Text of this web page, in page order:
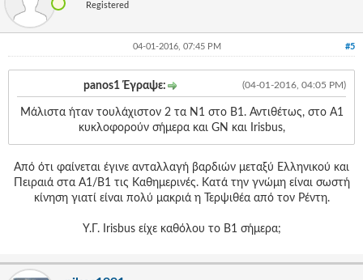
Registered
#5
04-01-2016, 07:45 PM
(04-01-2016, 04:05 PM)
panos1 Έγραψε:
Μάλιστα ήταν τουλάχιστον 2 τα Ν1 στο Β1. Αντιθέτως, στο Α1
κυκλοφορούν σήμερα και GN και Irisbus,
Από ότι φαίνεται έγινε ανταλλαγή βαρδιών μεταξύ Ελληνικού και
Πειραιά στα Α1/Β1 τις Καθημερινές. Κατά την γνώμη είναι σωστή
κίνηση γιατί είναι πολύ μακριά η Τερψιθέα από τον Ρέντη.
Υ.Γ. Irisbus είχε καθόλου το Β1 σήμερα;